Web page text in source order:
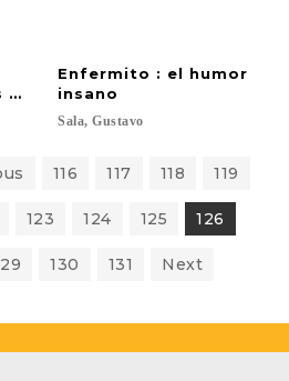
que inspiraron Los detectives
Enfermito : el humor
insano
Sala, Gustavo
116 117 118 119
123 124 125 126
130 131 Next